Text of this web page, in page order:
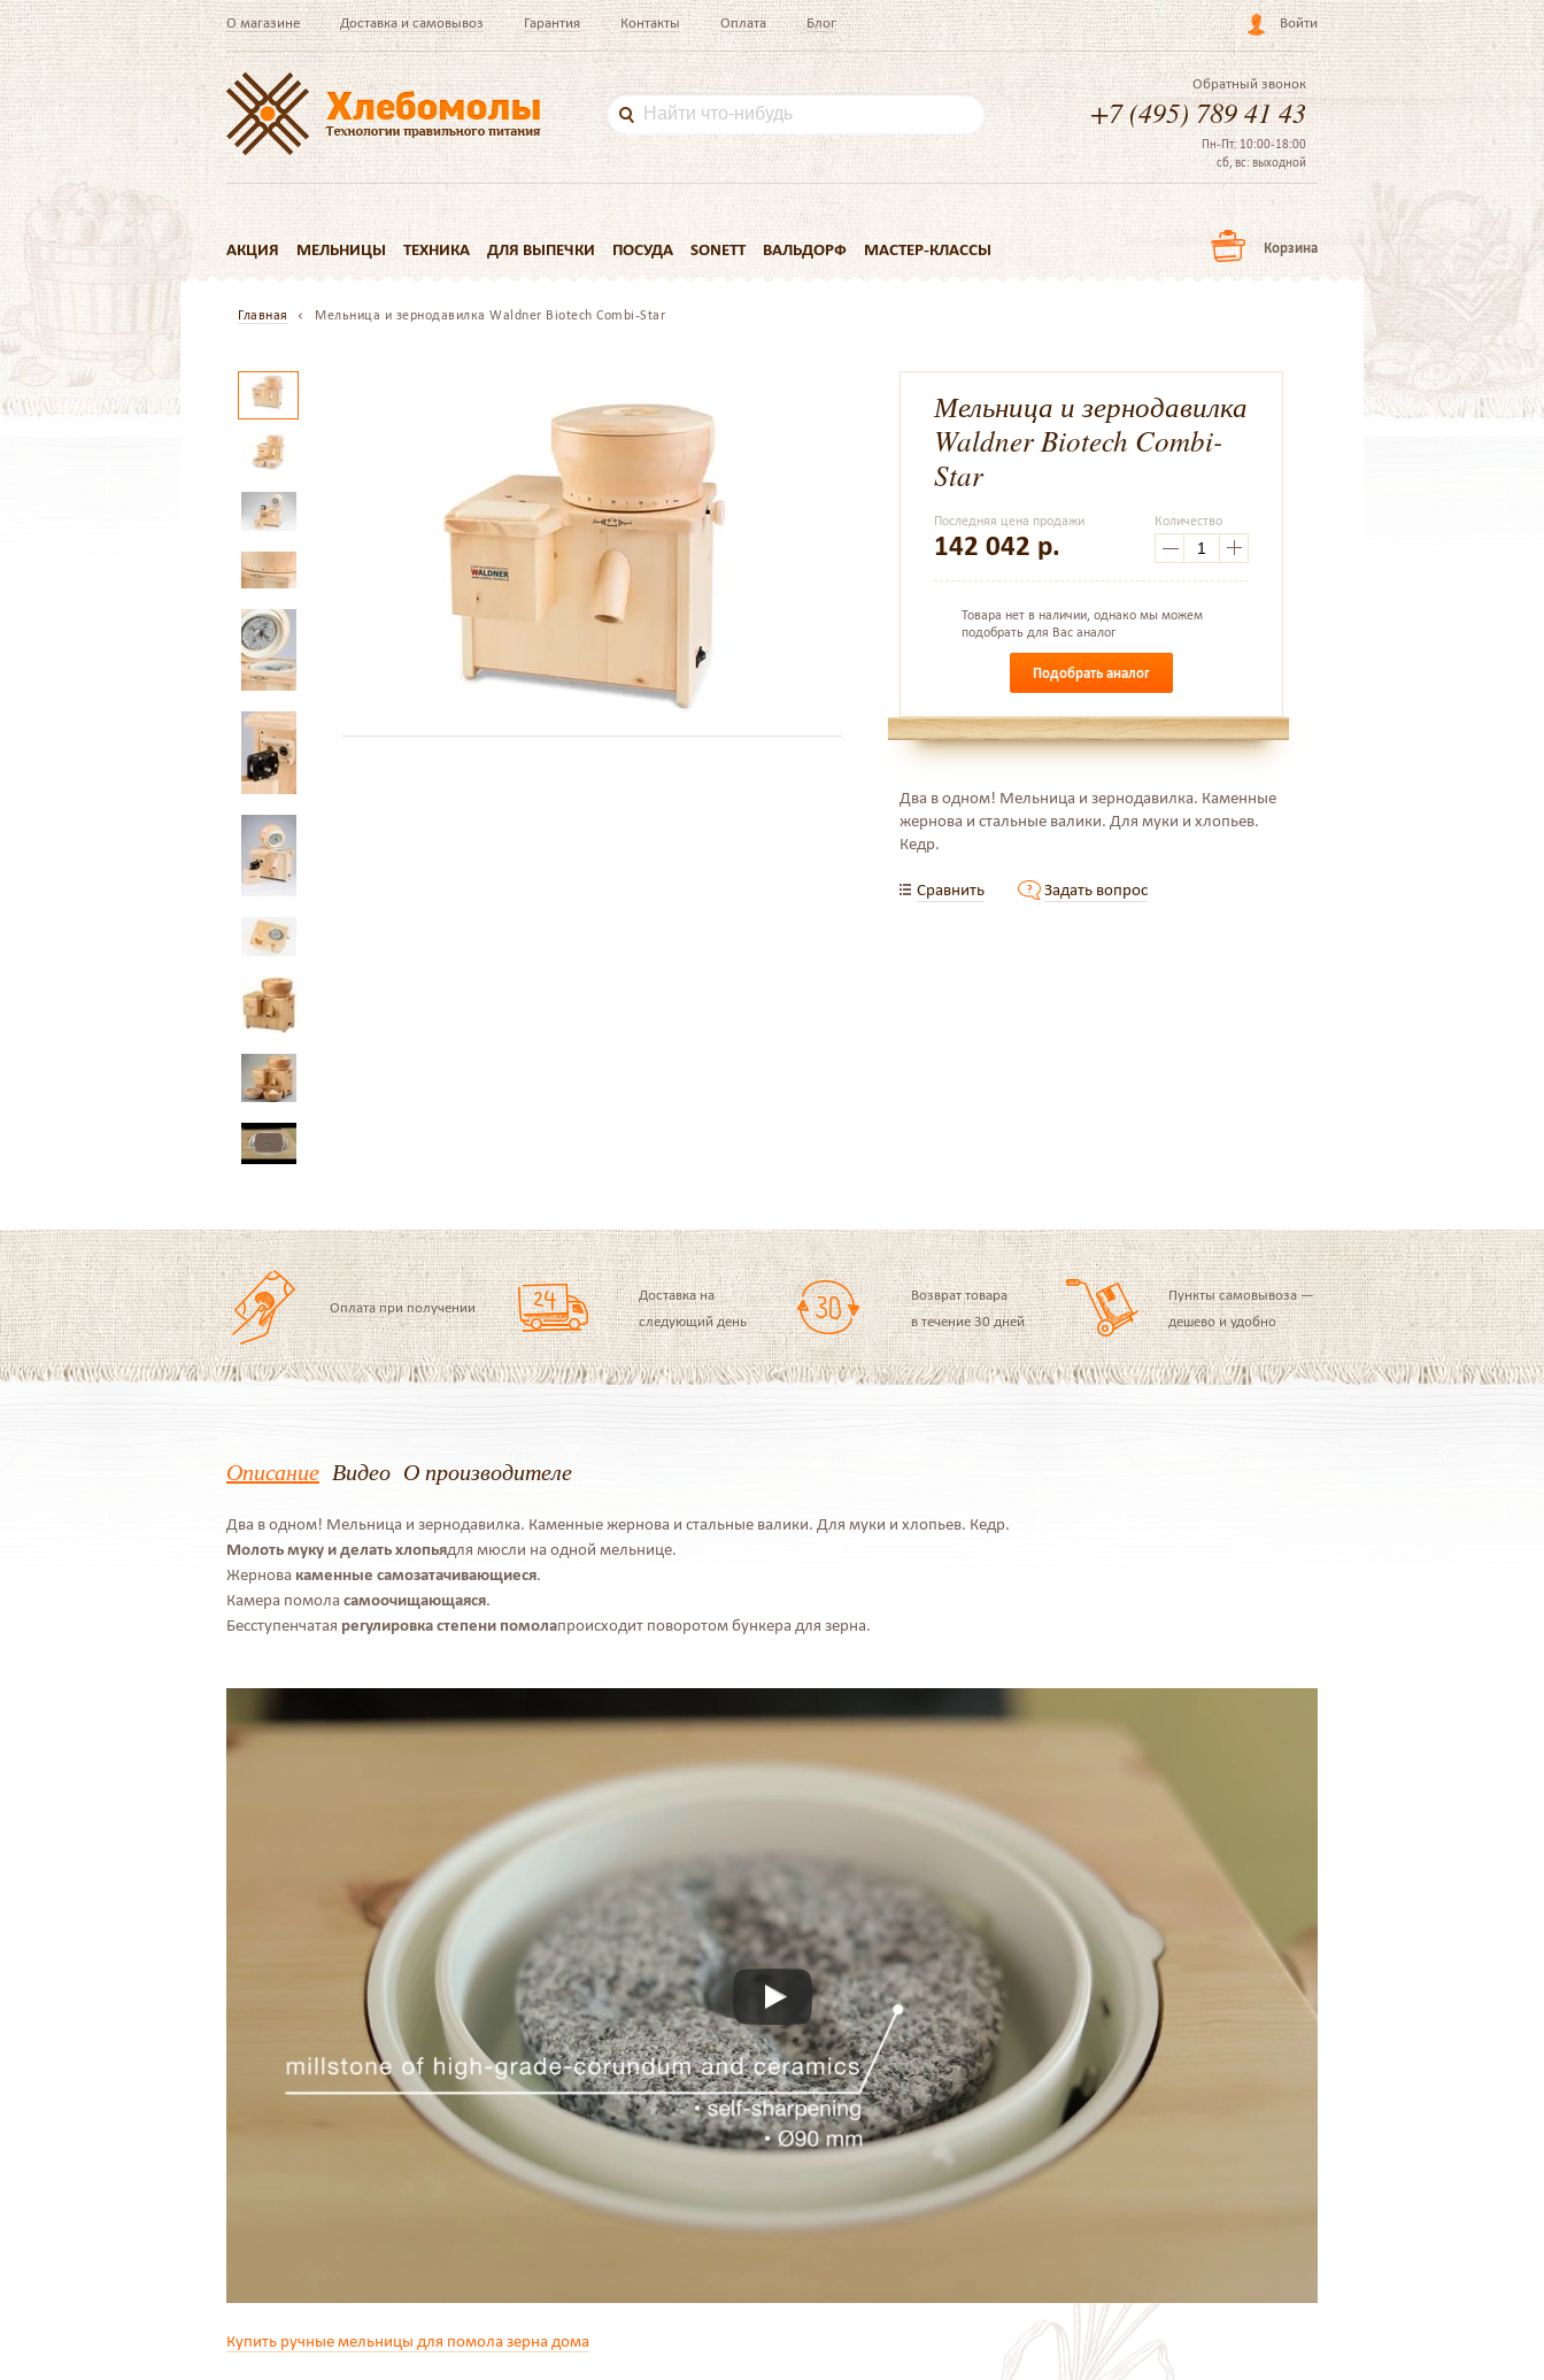
О магазине Доставка и самовывоз Гарантия Контакты Оплата Блог Войти
Обратный звонок
+7 (495) 789 41 43
Пн-Пт: 10:00-18:00
сб, вс: выходной
АКЦИЯ МЕЛЬНИЦЫ ТЕХНИКА ДЛЯ ВЫПЕЧКИ ПОСУДА SONETT ВАЛЬДОРФ МАСТЕР-КЛАССЫ Корзина
Главная Мельница и зернодавилка Waldner Biotech Combi-Star
Мельница и зернодавилка
Waldner Biotech Combi-
Star
Последняя цена продажи
142 042 р.
Количество
Товара нет в наличии, однако мы можем
подобрать для Вас аналог
Подобрать аналог
Два в одном! Мельница и зернодавилка. Каменные
жернова и стальные валики. Для муки и хлопьев.
Кедр.
Сравнить Задать вопрос
Оплата при получении
Доставка на
следующий день
Возврат товара
в течение 30 дней
Пункты самовывоза —
дешево и удобно
Описание Видео О производителе
Два в одном! Мельница и зернодавилка. Каменные жернова и стальные валики. Для муки и хлопьев. Кедр.
Молоть муку и делать хлопьядля мюсли на одной мельнице.
Жернова каменные самозатачивающиеся.
Камера помола самоочищающаяся.
Бесступенчатая регулировка степени помолапроисходит поворотом бункера для зерна.
Купить ручные мельницы для помола зерна дома